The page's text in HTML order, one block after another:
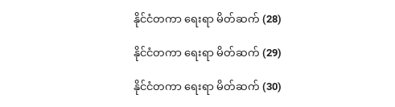
နိုင်ငံတကာ ရေးရာ မိတ်ဆက် (28)
နိုင်ငံတကာ ရေးရာ မိတ်ဆက် (29)
နိုင်ငံတကာ ရေးရာ မိတ်ဆက် (30)